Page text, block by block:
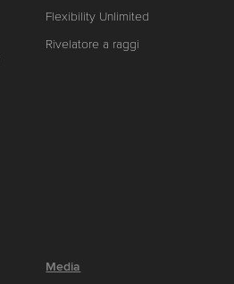
Flexibility Unlimited
Rivelatore a raggi
Media